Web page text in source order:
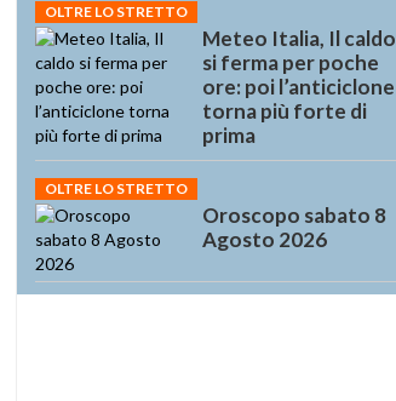
OLTRE LO STRETTO
Meteo Italia, Il caldo
si ferma per poche
ore: poi l’anticiclone
torna più forte di
prima
OLTRE LO STRETTO
Oroscopo sabato 8
Agosto 2026